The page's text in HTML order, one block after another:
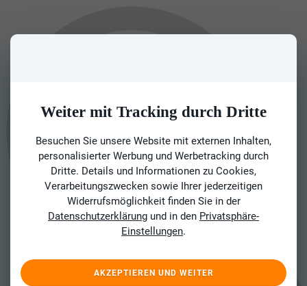
Weiter mit Tracking durch Dritte
Besuchen Sie unsere Website mit externen Inhalten,
personalisierter Werbung und Werbetracking durch
Dritte. Details und Informationen zu Cookies,
Verarbeitungszwecken sowie Ihrer jederzeitigen
Widerrufsmöglichkeit finden Sie in der
Datenschutzerklärung und in den Privatsphäre-
Einstellungen.
AKZEPTIEREN UND WEITER